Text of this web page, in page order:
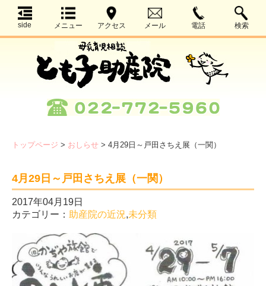
side メニュー アクセス メール 電話 検索
トップページ > おしらせ > 4月29日～戸田さちえ展（一関）
4月29日～戸田さちえ展（一関）
2017年04月19日
カテゴリー： 助産院の近況,未分類